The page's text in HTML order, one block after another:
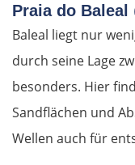
Praia do Baleal
Baleal liegt nur
durch seine Lage
besonders. Hier
Sandflächen und
Wellen auch für
Nitra
Nové Zámky
Ungarn Nord